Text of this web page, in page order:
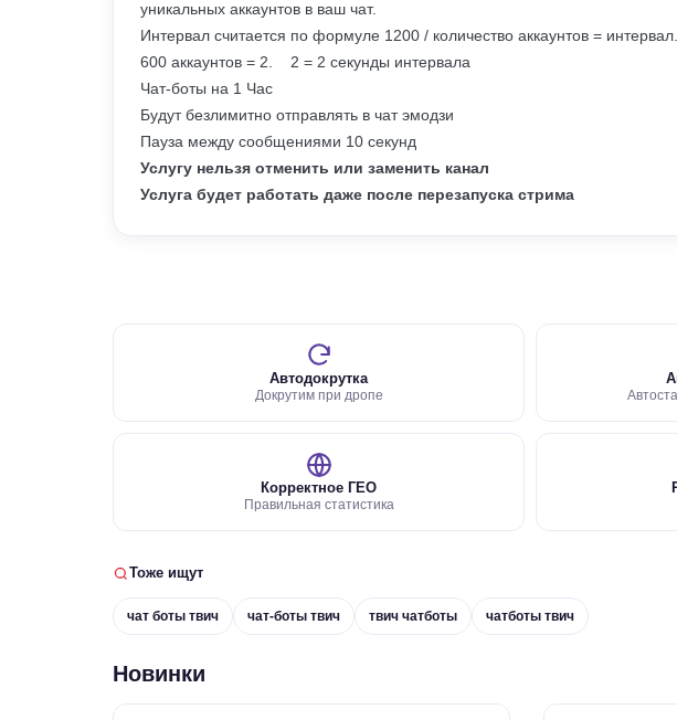
уникальных аккаунтов в ваш чат.
Интервал считается по формуле 1200 / количество аккаунтов =
600 аккаунтов = 2. 2 = 2 секунды интервала
Чат-боты на 1 Час
Будут безлимитно отправлять в чат эмодзи
Пауза между сообщениями 10 секунд
Услугу нельзя отменить или заменить канал
Услуга будет работать даже после перезапуска стрима
Автодокрутка
Докрутим при дропе
Корректное ГЕО
Правильная статистика
Тоже ищут
чат боты твич чат-боты твич твич чатботы чатботы твич
Новинки